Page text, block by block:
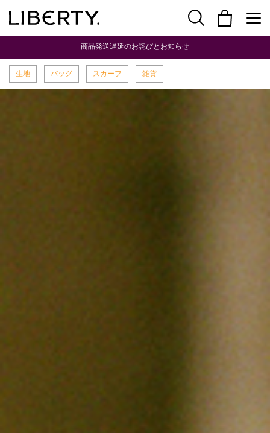
商品発送遅延のお詫びとお知らせ
生地 バッグ スカーフ 雑貨